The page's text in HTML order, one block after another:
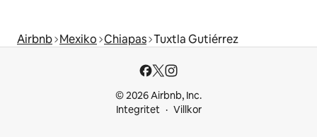
Airbnb Mexiko Chiapas Tuxtla Gutiérrez
© 2026 Airbnb, Inc.
Integritet
Villkor